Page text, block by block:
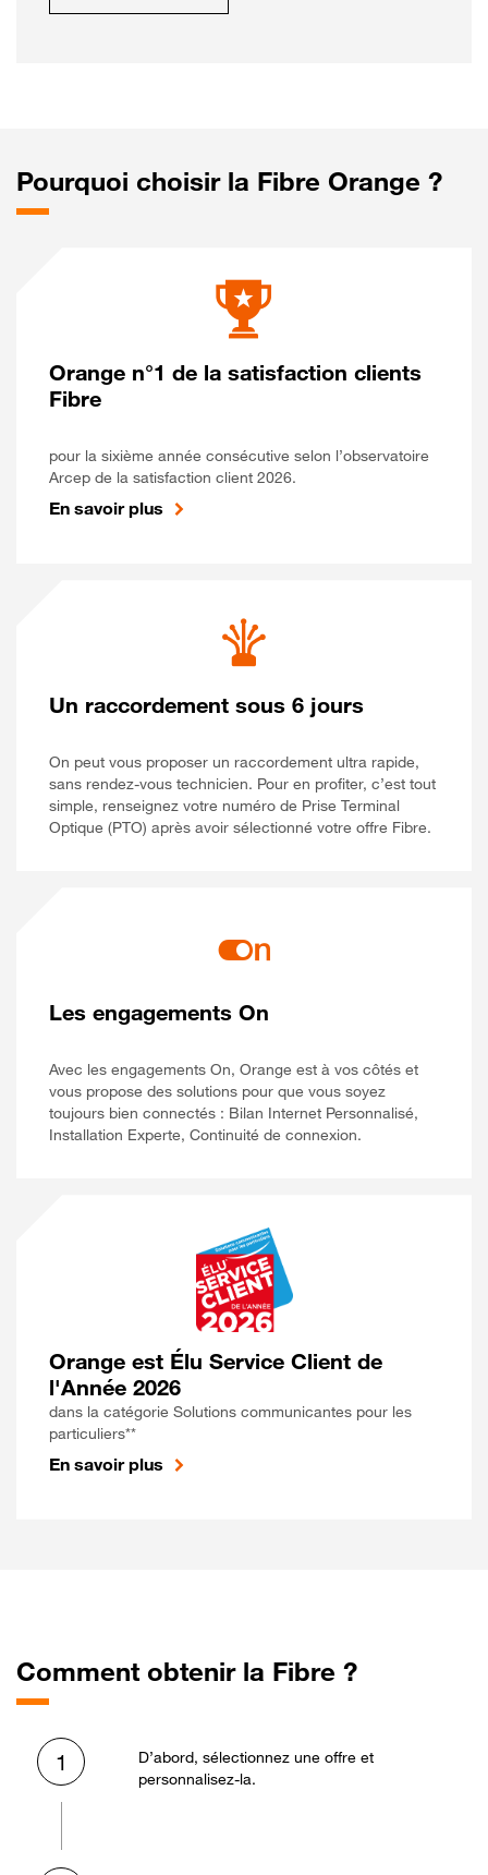
Pourquoi choisir la Fibre Orange ?
Orange n°1 de la satisfaction clients
Fibre
pour la sixième année consécutive selon l’observatoire
Arcep de la satisfaction client 2026.
En savoir plus
Un raccordement sous 6 jours
On peut vous proposer un raccordement ultra rapide,
sans rendez-vous technicien. Pour en profiter, c’est tout
simple, renseignez votre numéro de Prise Terminal
Optique (PTO) après avoir sélectionné votre offre Fibre.
Les engagements On
Avec les engagements On, Orange est à vos côtés et
vous propose des solutions pour que vous soyez
toujours bien connectés : Bilan Internet Personnalisé,
Installation Experte, Continuité de connexion.
Orange est Élu Service Client de
l'Année 2026
dans la catégorie Solutions communicantes pour les
particuliers**
En savoir plus
Comment obtenir la Fibre ?
1
D’abord, sélectionnez une offre et
personnalisez-la.